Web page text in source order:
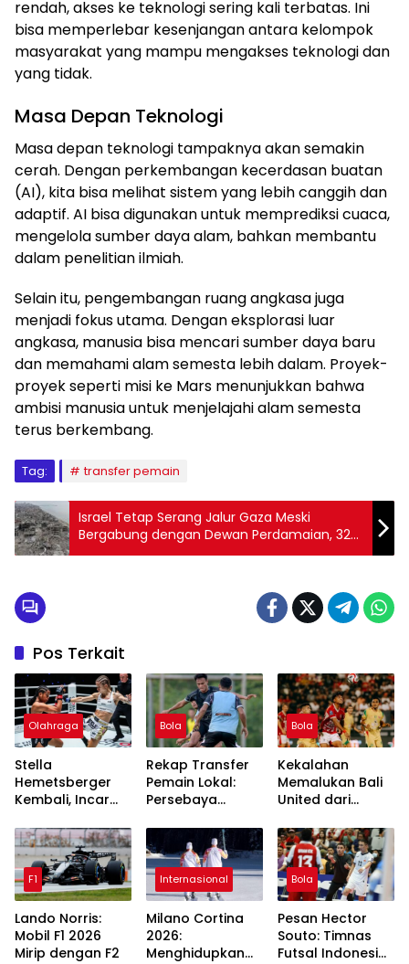
rendah, akses ke teknologi sering kali terbatas. Ini
bisa memperlebar kesenjangan antara kelompok
masyarakat yang mampu mengakses teknologi dan
yang tidak.
Masa Depan Teknologi
Masa depan teknologi tampaknya akan semakin
cerah. Dengan perkembangan kecerdasan buatan
(AI), kita bisa melihat sistem yang lebih canggih dan
adaptif. AI bisa digunakan untuk memprediksi cuaca,
mengelola sumber daya alam, bahkan membantu
dalam penelitian ilmiah.
Selain itu, pengembangan ruang angkasa juga
menjadi fokus utama. Dengan eksplorasi luar
angkasa, manusia bisa mencari sumber daya baru
dan memahami alam semesta lebih dalam. Proyek-
proyek seperti misi ke Mars menunjukkan bahwa
ambisi manusia untuk menjelajahi alam semesta
terus berkembang.
Tag: transfer pemain
Israel Tetap Serang Jalur Gaza Meski
Bergabung dengan Dewan Perdamaian, 32
Orang Tewas
Pos Terkait
Olahraga
Stella
Hemetsberger
Kembali, Incar
Lawan Jackie
Buntan
Bola
Rekap Transfer
Pemain Lokal:
Persebaya
3, Tambah 2
Pemain Baru era
Tavares
Bola
Kekalahan
Memalukan Bali
United dari
Surabaya: 3
Fakta yang
Menggemparkan
F1
Lando Norris:
Mobil F1 2026
Mirip dengan F2
Internasional
Milano Cortina
2026:
Menghidupkan
Bola
Pesan Hector
Souto: Timnas
Futsal Indonesia